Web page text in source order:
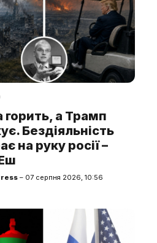
горить, а Трамп
Бездіяльність
на руку росії –
– 07 серпня 2026, 10:56